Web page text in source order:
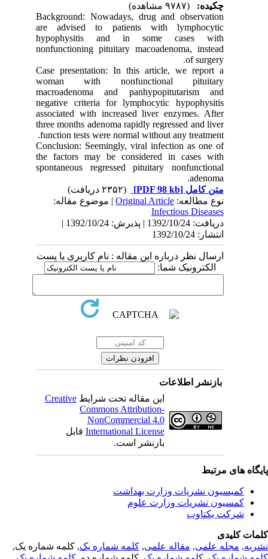
چکیده:
Background: Nowadays, drug and observation
are advised to patients with lymphocytic
hypophysitis and in some cases with
nonfunctioning pituitary macoadenoma, instead
of surgery.
Case presentation: In this article, we report a
woman with nonfunctional pituitary
macroadenoma and panhypopitutarism and
negative criteria for lymphocytic hypophysitis
associated with increased liver enzymes. After
three months adenoma rapidly regressed and liver
function tests were normal without any treatment.
Conclusion: Seemingly, viral infection as one of
the factors may be considered in cases with
spontaneous regressed pituitary nonfunctional
adenoma.
متن کامل[PDF 98 kb]
نوع مطالعه:Original Article| موضوع مقاله:
Infectious Diseases
دریافت: 1392/10/24 | پذیرش: 1392/10/24 |
انتشار: 1392/10/24
ارسال نظر درباره این مقاله : نام کاربری یا پست
الکترونیک شما:
بازنشر اطلاعات
این مقاله تحت شرایطCreative
Commons Attribution-
NonCommercial 4.0
International Licenseقابل
بازنشر است.
های مرتبط
کمیسیون نشریات وزارت بهداشت
کمسیون نشریات وزارت علوم
شرکت یکتاوب
کلیدی
,مجله علمی, مقاله علمی, کلمه شماره یک, کلمه شماره یک,